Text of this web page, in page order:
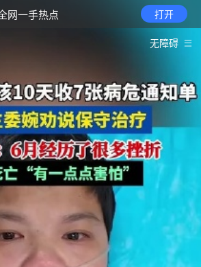
网一手热点 打开
无障碍